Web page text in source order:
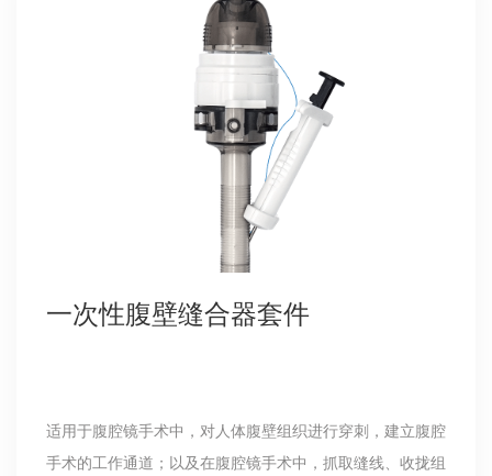
一次性腹壁缝合器套件
适用于腹腔镜手术中，对人体腹壁组织进行穿刺，建立腹腔
手术的工作通道；以及在腹腔镜手术中，抓取缝线、收拢组